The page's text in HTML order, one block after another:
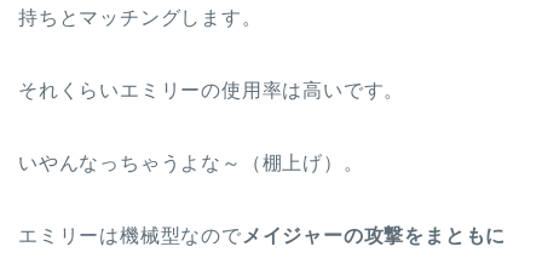
持ちとマッチングします。
それくらいエミリーの使用率は高いです。
いやんなっちゃうよな～（棚上げ）。
エミリーは機械型なので メイジャーの攻撃をまともに